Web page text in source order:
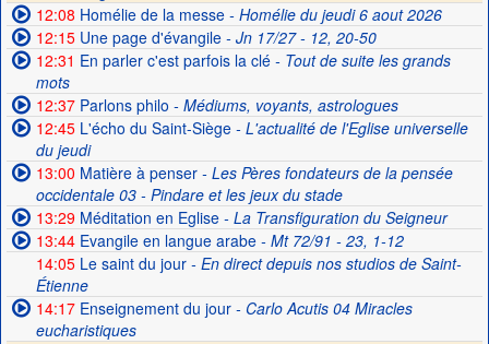
12:08 Homélie de la messe- Homélie du jeudi 6 aout 2026
12:15Une page d'évangile- Jn 17/27 - 12, 20-50
12:31 En parler c'est parfois la clé- Tout de suite les grands
mots
12:37Parlons philo - Médiums, voyants, astrologues
12:45L'écho du Saint-Siège- L'actualité de l'Eglise universelle
du jeudi
13:00 Matière à penser- Les Pères fondateurs de la pensée
occidentale 03 - Pindare et les jeux du stade
13:29Méditation en Eglise- La Transfiguration du Seigneur
13:44Evangile en langue arabe- Mt 72/91 - 23, 1-12
14:05Le saint du jour- En direct depuis nos studios de Saint-
Étienne
14:17Enseignement du jour- Carlo Acutis 04 Miracles
eucharistiques